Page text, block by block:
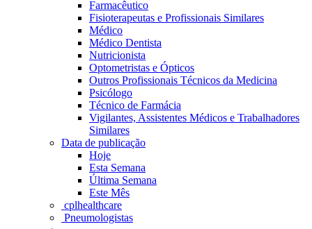
Farmacêutico
Fisioterapeutas e Profissionais Similares
Médico
Médico Dentista
Nutricionista
Optometristas e Ópticos
Outros Profissionais Técnicos da Medicina
Psicólogo
Técnico de Farmácia
Vigilantes, Assistentes Médicos e Trabalhadores
Similares
Data de publicação
Hoje
Esta Semana
Última Semana
Este Mês
‎ cplhealthcare‬
Pneumologistas